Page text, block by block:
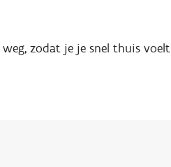
zodat je je snel thuis voelt